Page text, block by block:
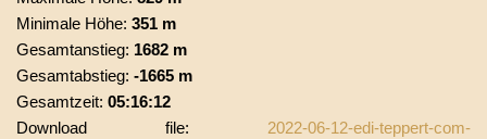
Minimale Höhe: 351 m
Gesamtanstieg: 1682 m
Gesamtabstieg: -1665 m
Gesamtzeit: 05:16:12
Download file: 2022-06-12-edi-teppert-com-